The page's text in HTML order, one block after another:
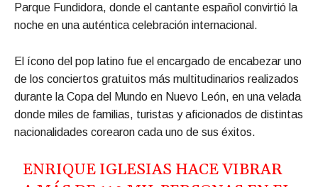
Parque Fundidora, donde el cantante español convirtió la
noche en una auténtica celebración internacional.
El ícono del pop latino fue el encargado de encabezar uno
de los conciertos gratuitos más multitudinarios realizados
durante la Copa del Mundo en Nuevo León, en una velada
donde miles de familias, turistas y aficionados de distintas
nacionalidades corearon cada uno de sus éxitos.
ENRIQUE IGLESIAS HACE VIBRAR